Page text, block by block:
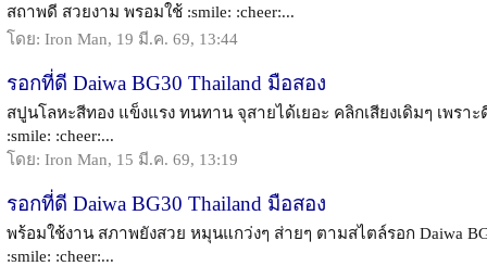
สถาพดี สวยงาม พรอมใช้ :smile: :cheer:...
โดย: Iron Man, 19 มี.ค. 69, 13:44
รอกที่ดี Daiwa BG30 Thailand มือสอง
สปูนโลหะสีทอง แข็งแรง ทนทาน จุสายได้เยอะ คลิกเสียงเดิมๆ เพราะ
:smile: :cheer:...
โดย: Iron Man, 15 มี.ค. 69, 13:19
รอกที่ดี Daiwa BG30 Thailand มือสอง
พร้อมใช้งาน สภาพยังสวย หมุนแกว่งๆ ส่ายๆ ตามสไตล์รอก Daiwa
:smile: :cheer:...